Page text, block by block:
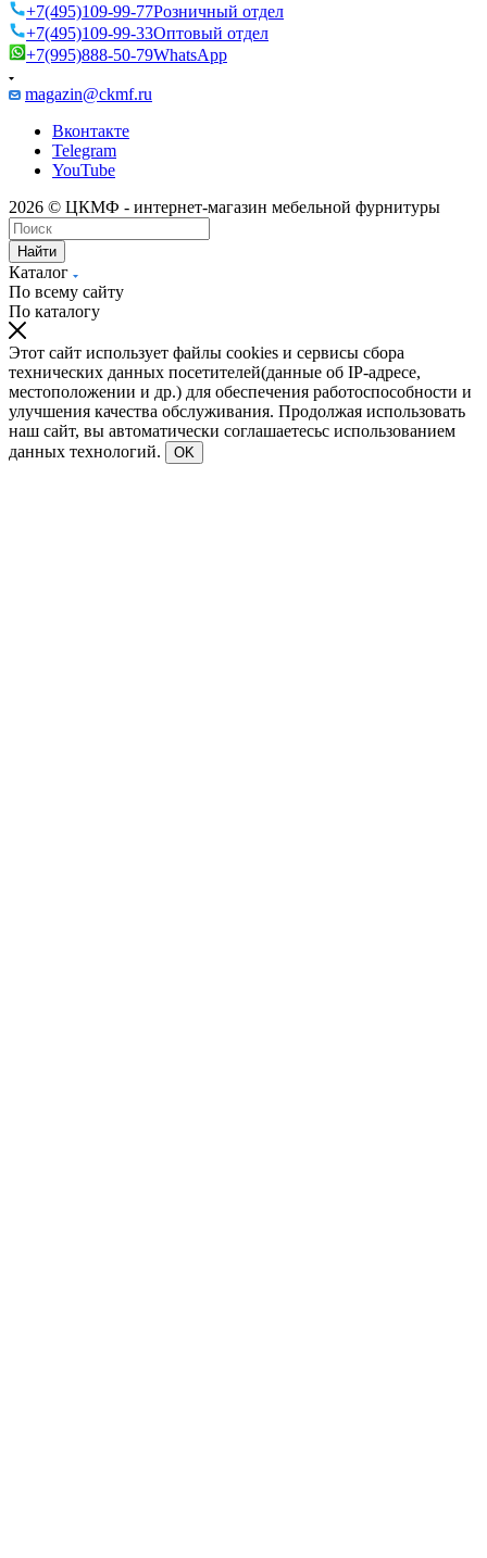
+7(495)109-99-77Розничный отдел
+7(495)109-99-33Оптовый отдел
+7(995)888-50-79WhatsApp
magazin@ckmf.ru
Вконтакте
Telegram
YouTube
2026 © ЦКМФ - интернет-магазин мебельной фурнитуры
Найти
Каталог
По всему сайту
По каталогу
Этот сайт использует файлы cookies и сервисы сбора
технических данных посетителей(данные об IP-адресе,
местоположении и др.) для обеспечения работоспособности и
улучшения качества обслуживания. Продолжая использовать
наш сайт, вы автоматически соглашаетесьс использованием
данных технологий.
OK